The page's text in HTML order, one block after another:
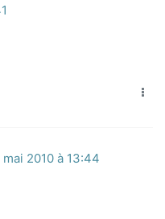
mai 2010 à 13:44